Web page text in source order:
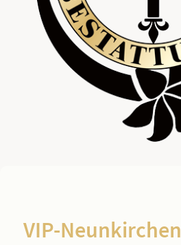
VIP-Neunkirchen